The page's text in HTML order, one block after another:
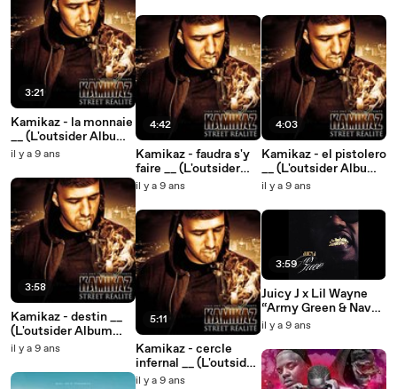
3:21
Kamikaz - la monnaie
__ (L'outsider Album
2017)
il y a 9 ans
3:58
Kamikaz - destin __
(L'outsider Album
2017)
il y a 9 ans
4:42
Kamikaz - faudra s'y
faire __ (L'outsider
Album 2017)
il y a 9 ans
5:11
Kamikaz - cercle
infernal __ (L'outsider
Album 2017)
il y a 9 ans
4:03
Kamikaz - el pistolero
__ (L'outsider Album
2017)
il y a 9 ans
3:59
Juicy J x Lil Wayne
“Army Green & Navy
Blue“ (WSHH
Audi
il y a 9 ans